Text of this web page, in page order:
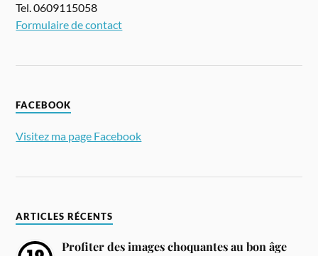
Tel. 0609115058
Formulaire de contact
FACEBOOK
Visitez ma page Facebook
ARTICLES RÉCENTS
Profiter des images choquantes au bon âge